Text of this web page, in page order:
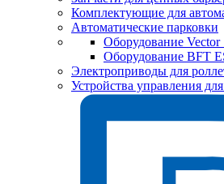
Комплектующие для
Автоматические парковки
Оборудование
Оборудование BFT
Электроприводы для
Устройства управления